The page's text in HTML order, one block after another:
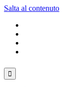
Salta al contenuto